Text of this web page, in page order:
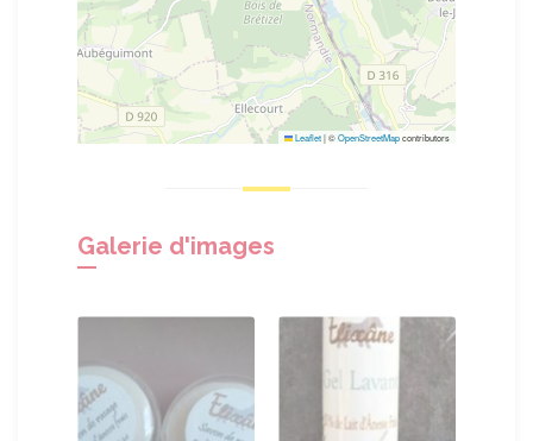
Leaflet|©OpenStreetMapcontributors
Galerie d'images